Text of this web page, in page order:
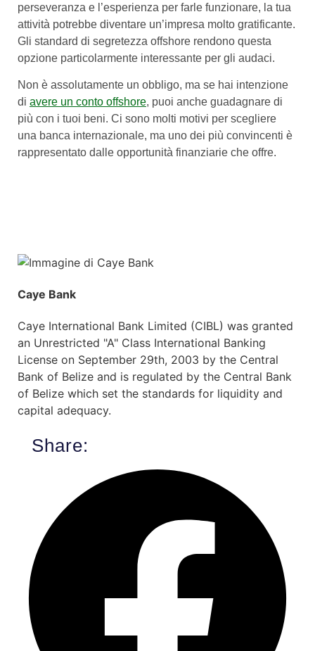
perseveranza e l’esperienza per farle funzionare, la tua
attività potrebbe diventare un’impresa molto gratificante.
Gli standard di segretezza offshore rendono questa
opzione particolarmente interessante per gli audaci.
Non è assolutamente un obbligo, ma se hai intenzione
di avere un conto offshore, puoi anche guadagnare di
più con i tuoi beni. Ci sono molti motivi per scegliere
una banca internazionale, ma uno dei più convincenti è
rappresentato dalle opportunità finanziarie che offre.
Caye Bank
Caye International Bank Limited (CIBL) was granted
an Unrestricted "A" Class International Banking
License on September 29th, 2003 by the Central
Bank of Belize and is regulated by the Central Bank
of Belize which set the standards for liquidity and
capital adequacy.
Share: